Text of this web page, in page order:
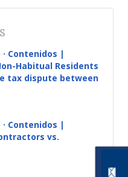
Contenidos |
Habitual Residents
tax dispute between
Contenidos |
vs.